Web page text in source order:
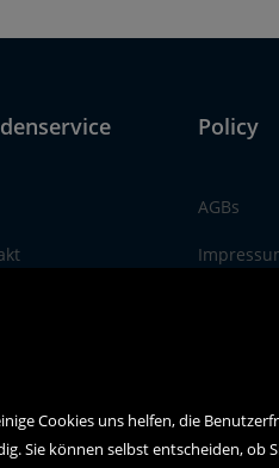
Policy
AGBs
Cookies uns helfen, die
Sie können selbst entscheiden, ob